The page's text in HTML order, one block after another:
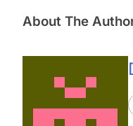
About The